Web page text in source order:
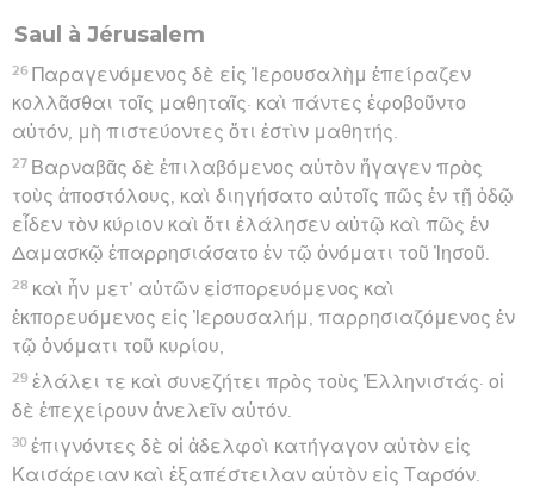
Saul à Jérusalem
26 Παραγενόμενος δὲ εἰς Ἰερουσαλὴμ ἐπείραζεν
κολλᾶσθαι τοῖς μαθηταῖς· καὶ πάντες ἐφοβοῦντο
αὐτόν, μὴ πιστεύοντες ὅτι ἐστὶν μαθητής.
27 Βαρναβᾶς δὲ ἐπιλαβόμενος αὐτὸν ἤγαγεν πρὸς
τοὺς ἀποστόλους, καὶ διηγήσατο αὐτοῖς πῶς ἐν τῇ ὁδῷ
εἶδεν τὸν κύριον καὶ ὅτι ἐλάλησεν αὐτῷ καὶ πῶς ἐν
Δαμασκῷ ἐπαρρησιάσατο ἐν τῷ ὀνόματι τοῦ Ἰησοῦ.
28 καὶ ἦν μετ’ αὐτῶν εἰσπορευόμενος καὶ
ἐκπορευόμενος εἰς Ἰερουσαλήμ, παρρησιαζόμενος ἐν
τῷ ὀνόματι τοῦ κυρίου,
29 ἐλάλει τε καὶ συνεζήτει πρὸς τοὺς Ἑλληνιστάς· οἱ
δὲ ἐπεχείρουν ἀνελεῖν αὐτόν.
30 ἐπιγνόντες δὲ οἱ ἀδελφοὶ κατήγαγον αὐτὸν εἰς
Καισάρειαν καὶ ἐξαπέστειλαν αὐτὸν εἰς Ταρσόν.